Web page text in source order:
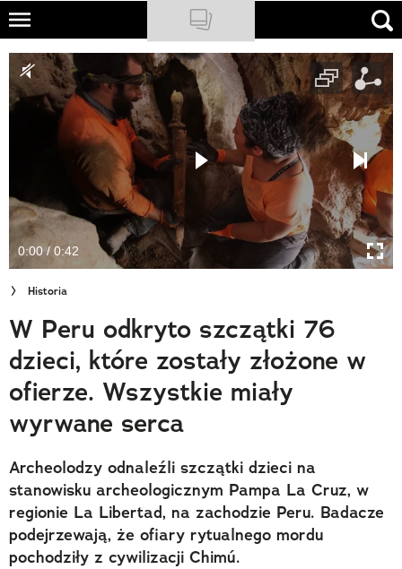
Skip
main
content
NATIONAL GEOGRAPHIC
TRAVELER
PODCASTY
Newsletter
Cuda Polski
Wielki Konkurs Fotograficzny
Trendbook Podróżniczy
Polecane
0:00 / 0:42
Historia
W Peru odkryto szczątki 76
dzieci, które zostały złożone w
ofierze. Wszystkie miały
wyrwane serca
Archeolodzy odnaleźli szczątki dzieci na
stanowisku archeologicznym Pampa La Cruz, w
regionie La Libertad, na zachodzie Peru. Badacze
podejrzewają, że ofiary rytualnego mordu
pochodziły z cywilizacji Chimú.